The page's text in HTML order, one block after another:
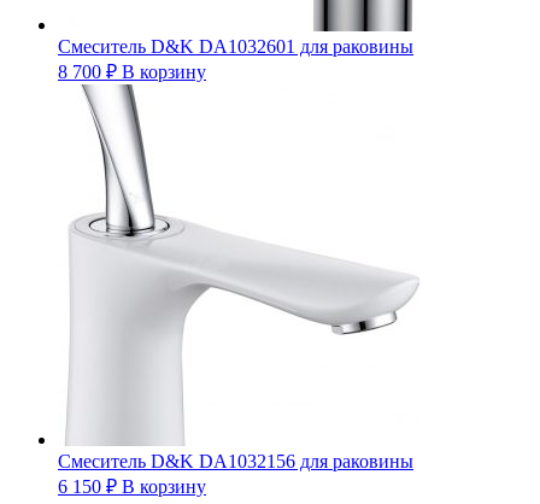
Смеситель D&K DA1032601 для раковины
8 700 ₽ В корзину
Смеситель D&K DA1032156 для раковины
6 150 ₽ В корзину